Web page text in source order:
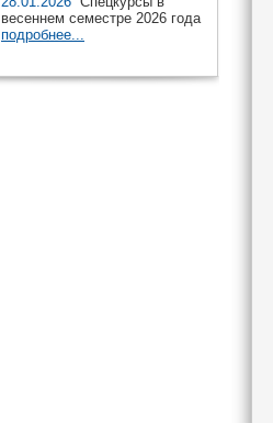
весеннем семестре 2026 года
подробнее...